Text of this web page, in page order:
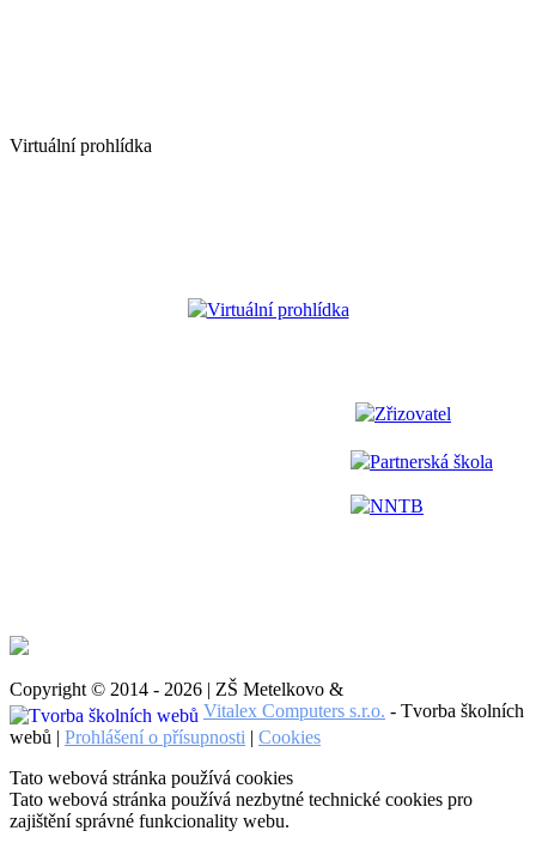
Virtuální prohlídka
Virtuální prohlídka
Zřizovatel
Partnerská škola
NNTB
Copyright © 2014 - 2026 | ZŠ Metelkovo &
Vitalex Computers s.r.o. - Tvorba školních
webů | Prohlášení o přísupnosti | Cookies
Tato webová stránka používá cookies
Tato webová stránka používá nezbytné technické cookies pro
zajištění správné funkcionality webu.